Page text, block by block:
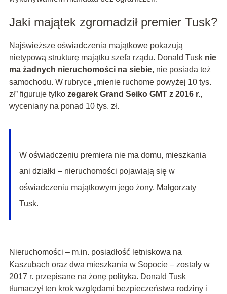
Jaki majątek zgromadził premier Tusk?
Najświeższe oświadczenia majątkowe pokazują
nietypową strukturę majątku szefa rządu. Donald Tusk nie
ma żadnych nieruchomości na siebie, nie posiada też
samochodu. W rubryce „mienie ruchome powyżej 10 tys.
zł” figuruje tylko zegarek Grand Seiko GMT z 2016 r.,
wyceniany na ponad 10 tys. zł.
W oświadczeniu premiera nie ma domu, mieszkania
ani działki – nieruchomości pojawiają się w
oświadczeniu majątkowym jego żony, Małgorzaty
Tusk.
Nieruchomości – m.in. posiadłość letniskowa na
Kaszubach oraz dwa mieszkania w Sopocie – zostały w
2017 r. przepisane na żonę polityka. Donald Tusk
tłumaczył ten krok względami bezpieczeństwa rodziny i